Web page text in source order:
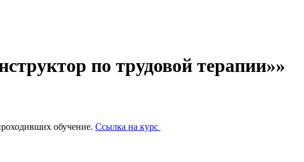
по трудовой терапии»»
обучение. Ссылка на курс